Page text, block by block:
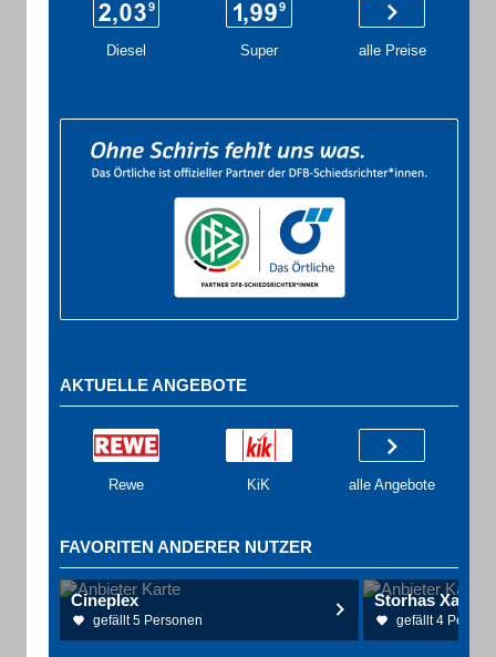
Diesel Super alle Preise
AKTUELLE ANGEBOTE
Rewe KiK alle Angebote
FAVORITEN ANDERER NUTZER
Cineplex
gefällt 5 Personen
Storhas Xaver
gefällt 4